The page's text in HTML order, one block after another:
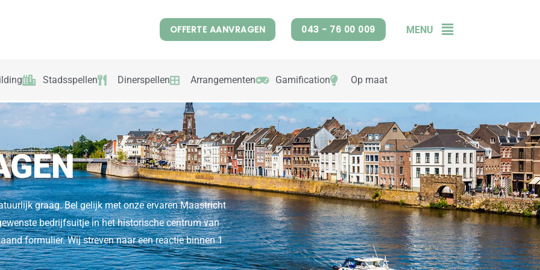
OFFERTE AANVRAGEN 043 - 76 00 009 MENU
Flyout
Stadsspellen Dinerspellen Arrangementen Gamification Op maat
graag. Bel gelijk met onze ervaren Maastricht
bedrijfsuitje in het historische centrum van
formulier. Wij streven naar een reactie binnen 1